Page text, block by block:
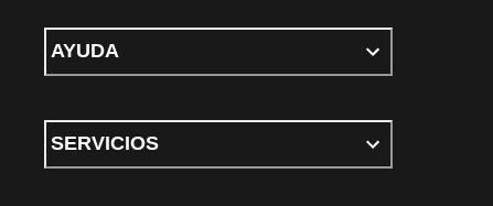
AYUDA
SERVICIOS